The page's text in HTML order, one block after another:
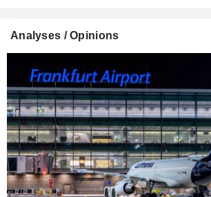
Analyses / Opinions